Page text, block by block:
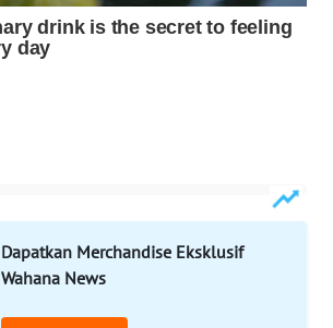
Dapatkan Merchandise Eksklusif
Wahana News